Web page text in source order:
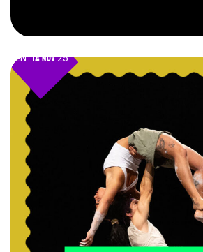
VEN.14 NOV25